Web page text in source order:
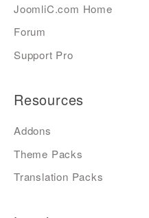
JoomliC.com Home
Forum
Support Pro
Resources
Addons
Theme Packs
Translation Packs